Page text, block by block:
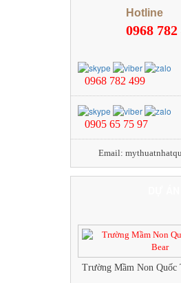
Hotline
0968 782
0968 782 499
0905 65 75 97
Email:
Trường Mầm Non Quốc